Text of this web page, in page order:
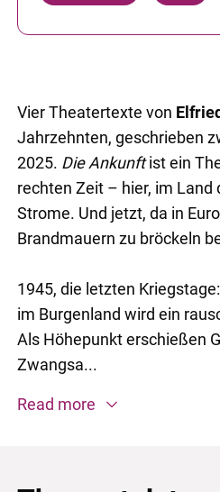
Vier Theatertexte von
Jahrzehnten, geschrieben
2025. Die Ankunftist ein
rechten Zeit – hier, im Land
Strome. Und jetzt, da in
Brandmauern zu bröckeln
1945, die letzten
im Burgenland wird ein
Als Höhepunkt erschießen
Zwangsa...
Read more